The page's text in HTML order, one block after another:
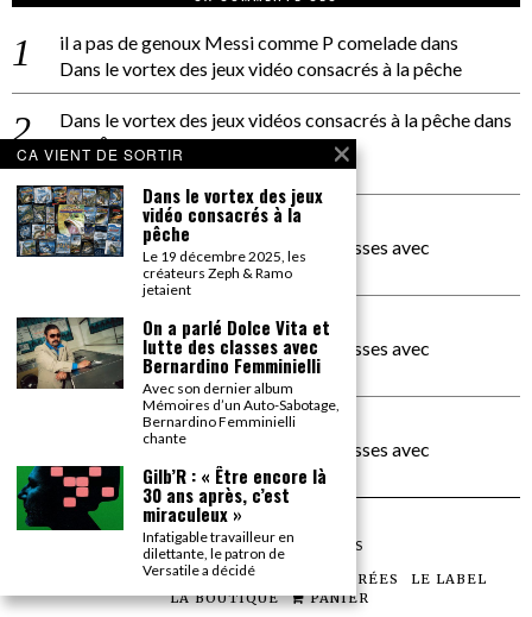
il a pas de genoux Messi comme P comeladedans
Dans le vortex des jeux vidéo consacrés à la pêche
Dans le vortex des jeux vidéos consacrés à la pêchedans
PACÔME THIELLEMENT
La séance d’Hip Gnose
La Patrie
dans
On a parlé Dolce Vita et lutte des classes avec
Bernardino Femminielli
carte noire negra à l'o tiededans
On a parlé Dolce Vita et lutte des classes avec
Bernardino Femminielli
moise et son mascarédans
On a parlé Dolce Vita et lutte des classes avec
Bernardino Femminielli
©2026TOUS DROITS RÉSERVÉS
LES ARTICLES LE MAGAZINE LES SOIRÉES
LE LABEL
LA BOUTIQUE
PANIER
CA VIENT DE SORTIR
Dans le vortex des jeux
vidéo consacrés à la
pêche
Le 19 décembre 2025, les
créateurs Zeph & Ramo
jetaient
On a parlé Dolce Vita et
lutte des classes avec
Bernardino Femminielli
Avec son dernier album
Mémoires d’un Auto-Sabotage,
Bernardino Femminielli
chante
Gilb’R : « Être encore là
30 ans après, c’est
miraculeux »
Infatigable travailleur en
dilettante, le patron de
Versatile a décidé